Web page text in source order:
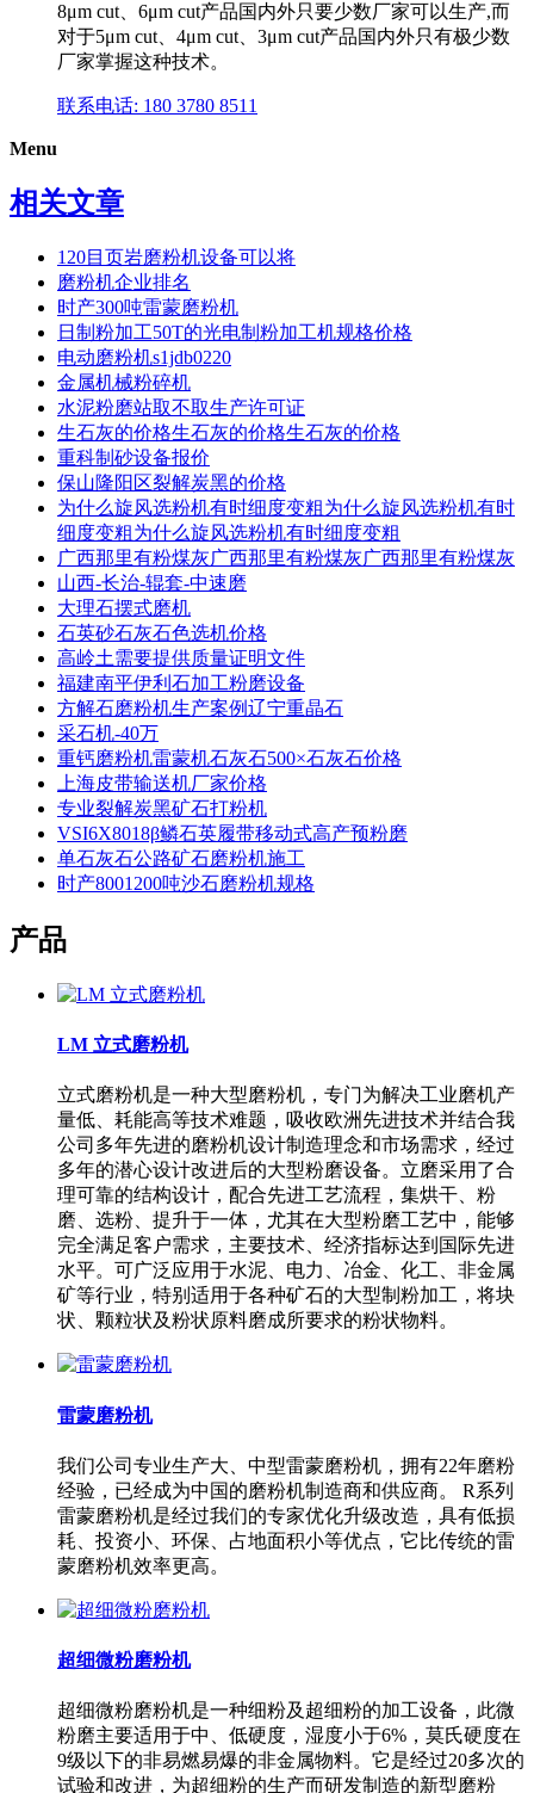
8μm cut、6μm cut产品国内外只要少数厂家可以生产,而
对于5μm cut、4μm cut、3μm cut产品国内外只有极少数
厂家掌握这种技术。
联系电话: 180 3780 8511
Menu
相关文章
120目页岩磨粉机设备可以将
磨粉机企业排名
时产300吨雷蒙磨粉机
日制粉加工50T的光电制粉加工机规格价格
电动磨粉机s1jdb0220
金属机械粉碎机
水泥粉磨站取不取生产许可证
生石灰的价格生石灰的价格生石灰的价格
重科制砂设备报价
保山隆阳区裂解炭黑的价格
为什么旋风选粉机有时细度变粗为什么旋风选粉机有时
细度变粗为什么旋风选粉机有时细度变粗
广西那里有粉煤灰广西那里有粉煤灰广西那里有粉煤灰
山西-长治-辊套-中速磨
大理石摆式磨机
石英砂石灰石色选机价格
高岭土需要提供质量证明文件
福建南平伊利石加工粉磨设备
方解石磨粉机生产案例辽宁重晶石
采石机-40万
重钙磨粉机雷蒙机石灰石500×石灰石价格
上海皮带输送机厂家价格
专业裂解炭黑矿石打粉机
VSI6X8018β鳞石英履带移动式高产预粉磨
单石灰石公路矿石磨粉机施工
时产8001200吨沙石磨粉机规格
产品
LM 立式磨粉机
立式磨粉机是一种大型磨粉机，专门为解决工业磨机产
量低、耗能高等技术难题，吸收欧洲先进技术并结合我
公司多年先进的磨粉机设计制造理念和市场需求，经过
多年的潜心设计改进后的大型粉磨设备。立磨采用了合
理可靠的结构设计，配合先进工艺流程，集烘干、粉
磨、选粉、提升于一体，尤其在大型粉磨工艺中，能够
完全满足客户需求，主要技术、经济指标达到国际先进
水平。可广泛应用于水泥、电力、冶金、化工、非金属
矿等行业，特别适用于各种矿石的大型制粉加工，将块
状、颗粒状及粉状原料磨成所要求的粉状物料。
雷蒙磨粉机
我们公司专业生产大、中型雷蒙磨粉机，拥有22年磨粉
经验，已经成为中国的磨粉机制造商和供应商。 R系列
雷蒙磨粉机是经过我们的专家优化升级改造，具有低损
耗、投资小、环保、占地面积小等优点，它比传统的雷
蒙磨粉机效率更高。
超细微粉磨粉机
超细微粉磨粉机是一种细粉及超细粉的加工设备，此微
粉磨主要适用于中、低硬度，湿度小于6%，莫氏硬度在
9级以下的非易燃易爆的非金属物料。它是经过20多次的
试验和改进，为超细粉的生产而研发制造的新型磨粉